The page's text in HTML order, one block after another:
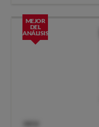
MEJOR
DEL
ANÁLISIS